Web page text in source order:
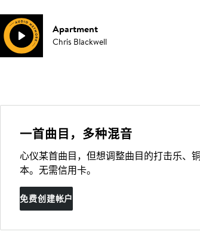
Apartment
Chris Blackwell
一首曲目，多种混音
心仪某首曲目，但想调整曲目的打击乐、
本。无需信用卡。
免费创建帐户